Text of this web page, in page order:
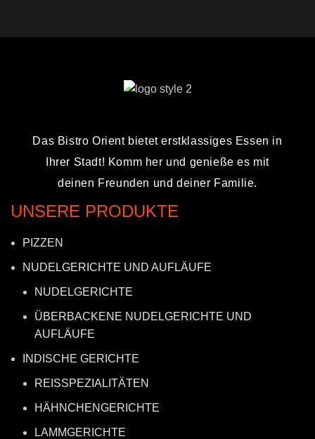
Das Bistro Orient bietet erstklassiges Essen in
Ihrer Stadt! Komm her und genieße es mit
deinen Freunden und deiner Familie.
UNSERE PRODUKTE
PIZZEN
NUDELGERICHTE UND AUFLÄUFE
NUDELGERICHTE
ÜBERBACKENE NUDELGERICHTE UND
AUFLÄUFE
INDISCHE GERICHTE
REISSPEZIALITÄTEN
HÄHNCHENGERICHTE
LAMMGERICHTE